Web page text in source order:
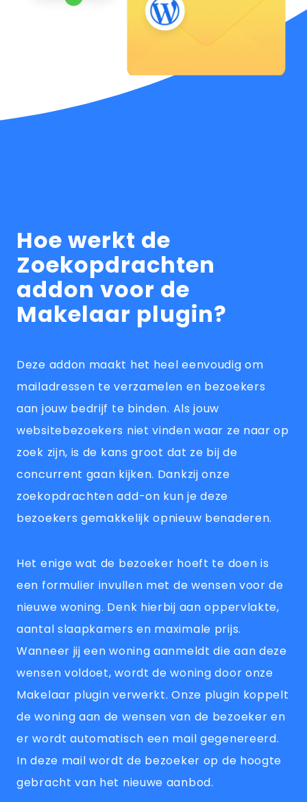
Hoe werkt de
Zoekopdrachten
addon voor de
Makelaar plugin?
Deze addon maakt het heel eenvoudig om
mailadressen te verzamelen en bezoekers
aan jouw bedrijf te binden. Als jouw
websitebezoekers niet vinden waar ze naar op
zoek zijn, is de kans groot dat ze bij de
concurrent gaan kijken. Dankzij onze
zoekopdrachten add-on kun je deze
bezoekers gemakkelijk opnieuw benaderen.
Het enige wat de bezoeker hoeft te doen is
een formulier invullen met de wensen voor de
nieuwe woning. Denk hierbij aan oppervlakte,
aantal slaapkamers en maximale prijs.
Wanneer jij een woning aanmeldt die aan deze
wensen voldoet, wordt de woning door onze
Makelaar plugin verwerkt. Onze plugin koppelt
de woning aan de wensen van de bezoeker en
er wordt automatisch een mail gegenereerd.
In deze mail wordt de bezoeker op de hoogte
gebracht van het nieuwe aanbod.